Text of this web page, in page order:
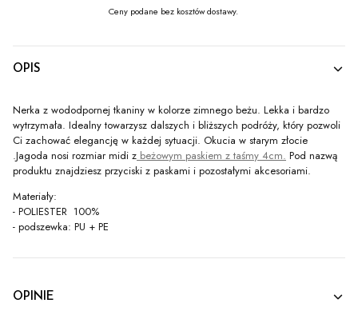
Ceny podane bez kosztów dostawy.
OPIS
Nerka z wododpornej tkaniny w kolorze zimnego beżu. Lekka i bardzo
wytrzymała. Idealny towarzysz dalszych i bliższych podróży, który pozwoli
Ci zachować elegancję w każdej sytuacji. Okucia w starym złocie
.Jagoda nosi rozmiar midi z beżowym paskiem z taśmy 4cm. Pod nazwą
produktu znajdziesz przyciski z paskami i pozostałymi akcesoriami.
Materiały:
- POLIESTER 100%
- podszewka: PU + PE
OPINIE